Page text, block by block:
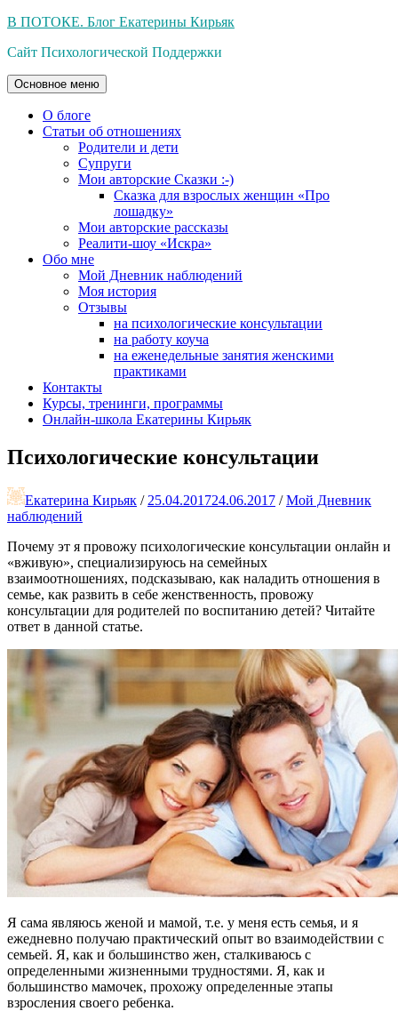
Перейти
содержимому
В ПОТОКЕ. Блог Екатерины Кирьяк
Сайт Психологической Поддержки
Основное меню
О блоге
Статьи об отношениях
Родители и дети
Супруги
Мои авторские Сказки :-)
Сказка для взрослых женщин «Про
лошадку»
Мои авторские рассказы
Реалити-шоу «Искра»
Обо мне
Мой Дневник наблюдений
Моя история
Отзывы
на психологические консультации
на работу коуча
на еженедельные занятия женскими
практиками
Контакты
Курсы, тренинги, программы
Онлайн-школа Екатерины Кирьяк
Психологические консультации
Екатерина Кирьяк / 25.04.201724.06.2017 / Мой Дневник
наблюдений
Почему эт я провожу психологические консультации онлайн и
«вживую», специализируюсь на семейных
взаимоотношениях, подсказываю, как наладить отношения в
семье, как развить в себе женственность, провожу
консультации для родителей по воспитанию детей? Читайте
ответ в данной статье.
Я сама являюсь женой и мамой, т.е. у меня есть семья, и я
ежедневно получаю практический опыт во взаимодействии с
семьей. Я, как и большинство жен, сталкиваюсь с
определенными жизненными трудностями. Я, как и
большинство мамочек, прохожу определенные этапы
взросления своего ребенка.